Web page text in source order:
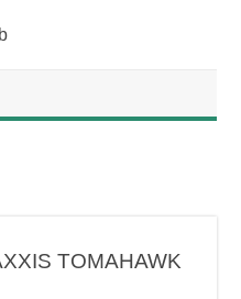
TOMAHAWK